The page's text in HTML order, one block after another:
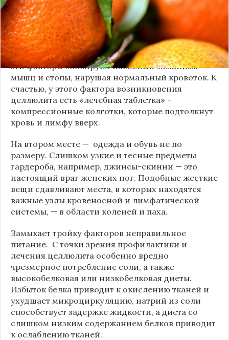
Одной из самых распространенных причин
появления апельсиновой корки является
продолжительное стояние на ногах или,
наоброт, многочасовое сидение, а также
сидение, закинув ногу на ногу. Дело в том, что
эти факторы блокируют насосный механизм
мышц и стопы, нарушая нормальный кровоток. К
счастью, у этого фактора возникновения
целлюлита есть «лечебная таблетка» -
компрессионные колготки, которые подтолкнут
кровь и лимфу вверх.
На втором месте — одежда и обувь не по
размеру. Слишком узкие и тесные предметы
гардероба, например, джинсы-скинни — это
настоящий враг женских ног. Подобные жесткие
вещи сдавливают места, в которых находятся
важные узлы кровеносной и лимфатической
системы, — в области коленей и паха.
Замыкает тройку факторов неправильное
питание. С точки зрения профилактики и
лечения целлюлита особенно вредно
чрезмерное потребление соли, а также
высокобелковая или низкобелковая диеты.
Избыток белка приводит к окислению тканей и
ухудшает микроциркуляцию, натрий из соли
способствует задержке жидкости, а диета со
слишком низким содержанием белков приводит
к ослаблению тканей.